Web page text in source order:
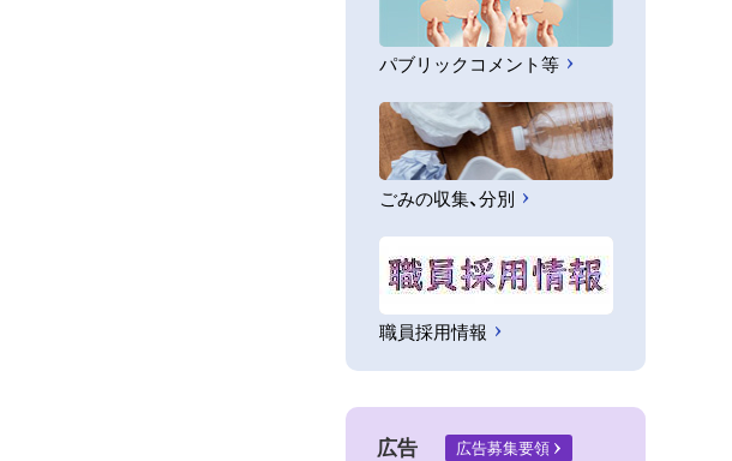
パブリックコメント等
ごみの収集、分別
職員採用情報
広告 広告募集要領